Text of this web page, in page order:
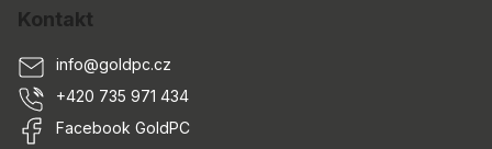
Kontakt
info@goldpc.cz
+420 735 971 434
Facebook GoldPC